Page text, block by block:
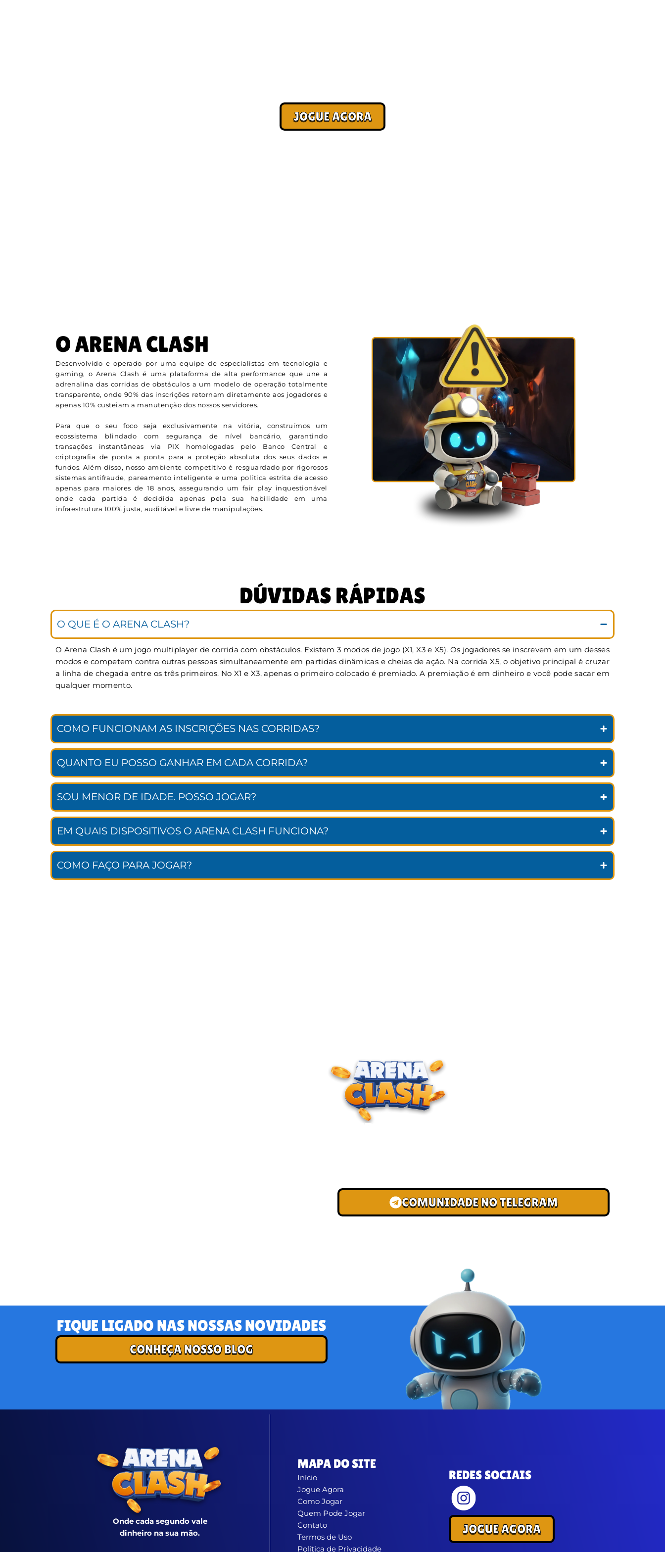
JOGUE AGORA
O ARENA CLASH
Desenvolvido e operado por uma equipe de especialistas em tecnologia e
gaming, o Arena Clash é uma plataforma de alta performance que une a
adrenalina das corridas de obstáculos a um modelo de operação totalmente
transparente, onde 90% das inscrições retornam diretamente aos jogadores e
apenas 10% custeiam a manutenção dos nossos servidores.
Para que o seu foco seja exclusivamente na vitória, construímos um
ecossistema blindado com segurança de nível bancário, garantindo
transações instantâneas via PIX homologadas pelo Banco Central e
criptografia de ponta a ponta para a proteção absoluta dos seus dados e
fundos. Além disso, nosso ambiente competitivo é resguardado por rigorosos
sistemas antifraude, pareamento inteligente e uma política estrita de acesso
apenas para maiores de 18 anos, assegurando um fair play inquestionável
onde cada partida é decidida apenas pela sua habilidade em uma
infraestrutura 100% justa, auditável e livre de manipulações.
DÚVIDAS RÁPIDAS
O QUE É O ARENA CLASH?
O Arena Clash é um jogo multiplayer de corrida com obstáculos. Existem 3 modos de jogo (X1, X3 e X5). Os jogadores se inscrevem em um desses
modos e competem contra outras pessoas simultaneamente em partidas dinâmicas e cheias de ação. Na corrida X5, o objetivo principal é cruzar
a linha de chegada entre os três primeiros. No X1 e X3, apenas o primeiro colocado é premiado. A premiação é em dinheiro e você pode sacar em
qualquer momento.
COMO FUNCIONAM AS INSCRIÇÕES NAS CORRIDAS?
QUANTO EU POSSO GANHAR EM CADA CORRIDA?
SOU MENOR DE IDADE. POSSO JOGAR?
EM QUAIS DISPOSITIVOS O ARENA CLASH FUNCIONA?
COMO FAÇO PARA JOGAR?
ENTRE PARA O CLUBE DOS CAMPEÕES
COMUNIDADE NO TELEGRAM
FIQUE LIGADO NAS NOSSAS NOVIDADES
CONHEÇA NOSSO BLOG
Onde cada segundo vale
dinheiro na sua mão.
MAPA DO SITE
Início
Jogue Agora
Como Jogar
Quem Pode Jogar
Contato
Termos de Uso
Política de Privacidade
REDES SOCIAIS
JOGUE AGORA